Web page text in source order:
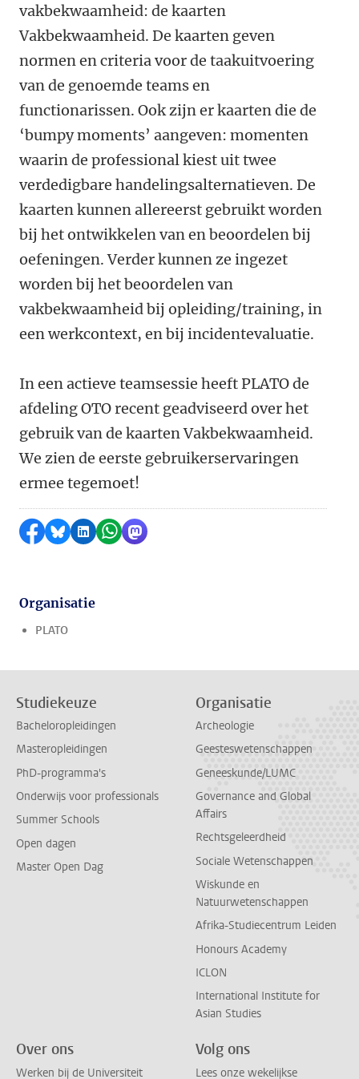
vakbekwaamheid: de kaarten
Vakbekwaamheid. De kaarten geven
normen en criteria voor de taakuitvoering
van de genoemde teams en
functionarissen. Ook zijn er kaarten die de
‘bumpy moments’ aangeven: momenten
waarin de professional kiest uit twee
verdedigbare handelingsalternatieven. De
kaarten kunnen allereerst gebruikt worden
bij het ontwikkelen van en beoordelen bij
oefeningen. Verder kunnen ze ingezet
worden bij het beoordelen van
vakbekwaamheid bij opleiding/training, in
een werkcontext, en bij incidentevaluatie.
In een actieve teamsessie heeft PLATO de
afdeling OTO recent geadviseerd over het
gebruik van de kaarten Vakbekwaamheid.
We zien de eerste gebruikerservaringen
ermee tegemoet!
Delen op Facebook
Delen via Bluesky
Delen op LinkedIn
Delen via WhatsApp
Delen via Mastodon
Organisatie
PLATO
Studiekeuze
Bacheloropleidingen
Masteropleidingen
PhD-programma's
Onderwijs voor professionals
Summer Schools
Open dagen
Master Open Dag
Organisatie
Archeologie
Geesteswetenschappen
Geneeskunde/LUMC
Governance and Global
Affairs
Rechtsgeleerdheid
Sociale Wetenschappen
Wiskunde en
Natuurwetenschappen
Afrika-Studiecentrum Leiden
Honours Academy
ICLON
International Institute for
Asian Studies
Over ons
Werken bij de Universiteit
Volg ons
Lees onze wekelijkse